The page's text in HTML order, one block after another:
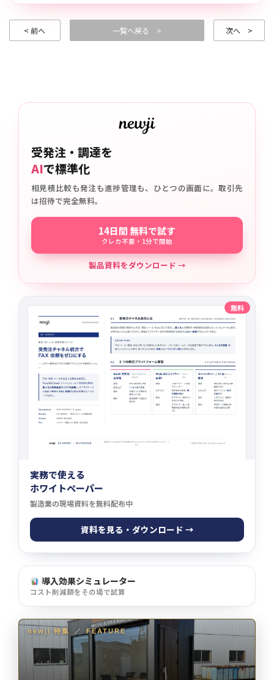
< 前へ 一覧へ戻る > 次へ >
受発注・調達を
AIで標準化
相見積比較も発注も進捗管理も、ひとつの画面に。取引先
は招待で完全無料。
14日間 無料で試す
クレカ不要・1分で開始
製品資料をダウンロード →
無料
実務で使える
ホワイトペーパー
製造業の現場資料を無料配布中
資料を見る・ダウンロード →
導入効果シミュレーター
コスト削減額をその場で試算
newji 特集 ／ FEATURE